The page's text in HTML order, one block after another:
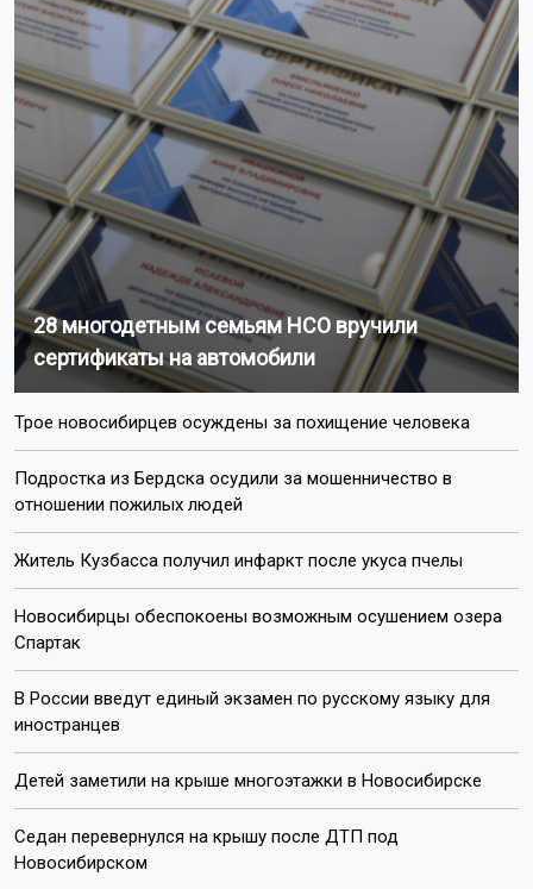
28 многодетным семьям НСО вручили
сертификаты на автомобили
Трое новосибирцев осуждены за похищение человека
Подростка из Бердска осудили за мошенничество в
отношении пожилых людей
Житель Кузбасса получил инфаркт после укуса пчелы
Новосибирцы обеспокоены возможным осушением озера
Спартак
В России введут единый экзамен по русскому языку для
иностранцев
Детей заметили на крыше многоэтажки в Новосибирске
Седан перевернулся на крышу после ДТП под
Новосибирском